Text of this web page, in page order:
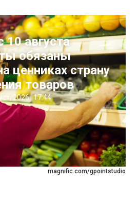
magnific.com/gpointstudio
августа
обязаны
ценниках страну
товаров
2026 17:44